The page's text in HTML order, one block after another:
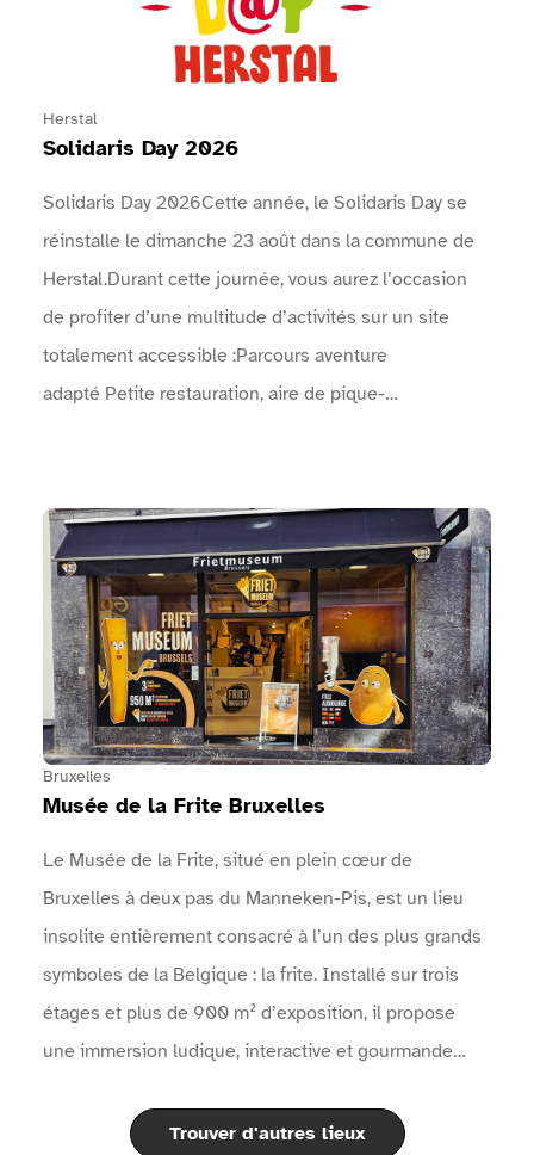
Herstal
Solidaris Day 2026
Solidaris Day 2026Cette année, le Solidaris Day se
réinstalle le dimanche 23 août dans la commune de
Herstal.Durant cette journée, vous aurez l’occasion
de profiter d’une multitude d’activités sur un site
totalement accessible :Parcours aventure
adapté Petite restauration, aire de pique-
dimanche 23 août ! Vous ne serez pas déçus !Le
programme complet des concerts, animations, sports,
… : Une arche permet d'identifier l'entrée de
l'événement.Un point info est présent près des
entrées.Des zones sanitaires sont à disposition.Des
points d'eau sont mis à disposition.Une vidéo en
langue des signes réalisée par Surdimobil, présente
l'événement sur le site internet de l'événement
Bruxelles
Musée de la Frite Bruxelles
Le Musée de la Frite, situé en plein cœur de
Bruxelles à deux pas du Manneken-Pis, est un lieu
insolite entièrement consacré à l’un des plus grands
symboles de la Belgique : la frite. Installé sur trois
étages et plus de 900 m² d’exposition, il propose
une immersion ludique, interactive et gourmande
la célèbre frite belge.À travers des expositions
Voir Musée de la Frite Bruxelles
Trouver d'autres lieux